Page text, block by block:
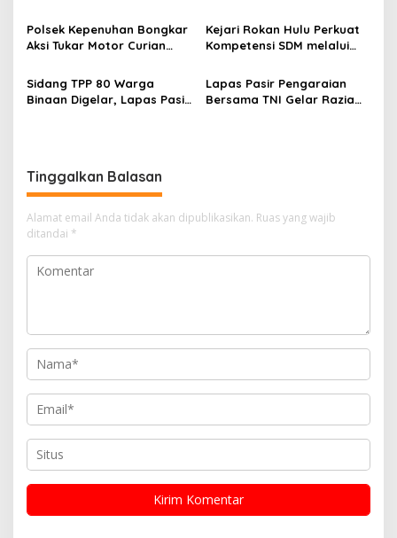
Pelaku Ditangkap di
Perkebunan Sawit
Darah untuk Kemanusiaan
Polsek Kepenuhan Bongkar
Aksi Tukar Motor Curian
Diamankan
Kejari Rokan Hulu Perkuat
Kompetensi SDM melalui
Corporate University
Bidang Perencanaan 2026
Sidang TPP 80 Warga
Binaan Digelar, Lapas Pasir
Lapas Pasir Pengaraian
Bersama TNI Gelar Razia
Tinggalkan Balasan
Alamat email Anda tidak akan dipublikasikan. Ruas yang wajib
ditandai *